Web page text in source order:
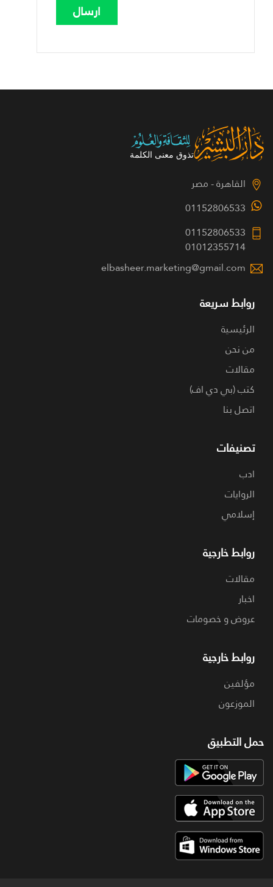
القاهرة - مصر
01152806533
01152806533
01012355714
elbasheer.marketing@gmail.com
روابط سريعة
الرئيسية
من نحن
مقالات
كتب (بي دي اف)
اتصل بنا
تصنيفات
ادب
الروايات
إسلامي
روابط خارجية
مقالات
اخبار
عروض و خصومات
روابط خارجية
مؤلفين
الموزعون
حمل التطبيق